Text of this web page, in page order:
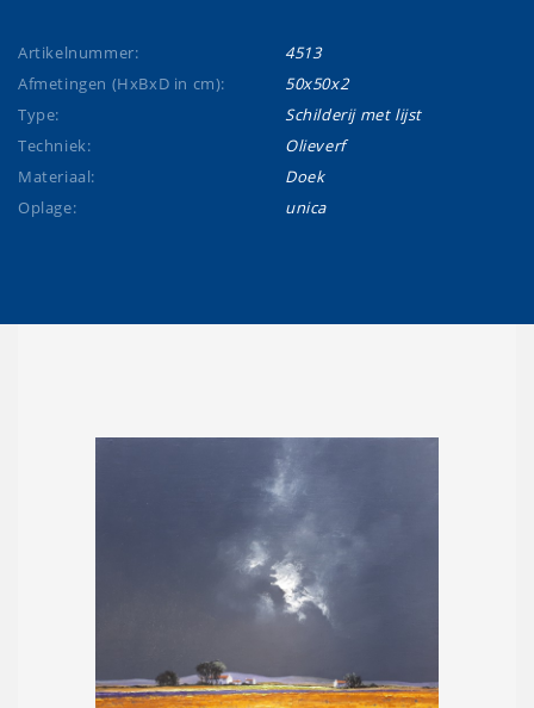
Artikelnummer:
4513
Afmetingen (HxBxD in cm):
50x50x2
Type:
Schilderij met lijst
Techniek:
Olieverf
Materiaal:
Doek
Oplage:
unica